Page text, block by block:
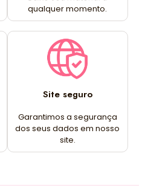
qualquer momento.
Site seguro
Garantimos a segurança
dos seus dados em nosso
site.